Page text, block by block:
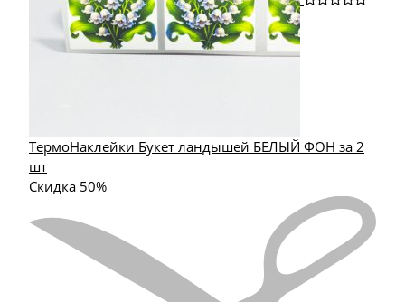
ТермоНаклейки Букет ландышей БЕЛЫЙ ФОН за 2
шт
Скидка 50%